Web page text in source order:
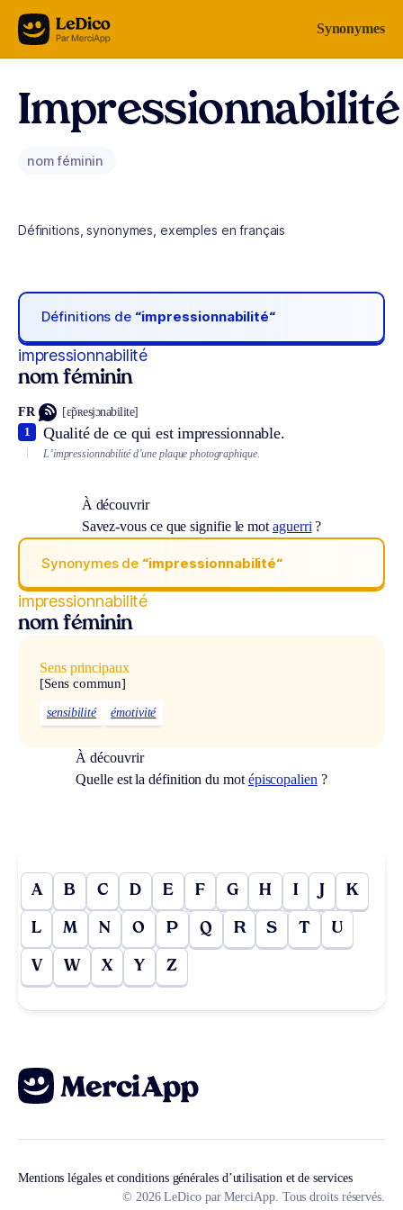
Aller au contenu Synonymes
Impressionnabilité
nom féminin
Définitions, synonymes, exemples en français
Définitions de “impressionnabilité“
impressionnabilité
nom féminin
FR [ɛ̃pʀesjɔnabilite]
Qualité de ce qui est impressionnable.
1
L’impressionnabilité d’une plaque photographique.
À découvrir
Savez-vous ce que signifie le mot aguerri ?
Synonymes de “impressionnabilité“
impressionnabilité
nom féminin
Sens principaux
[Sens commun]
sensibilité émotivité
À découvrir
Quelle est la définition du mot épiscopalien ?
A B C D E F G H I J K
L M N O P Q R S T U
V W X Y Z
Mentions légales et conditions générales d’utilisation et de services
© 2026 LeDico par MerciApp. Tous droits réservés.